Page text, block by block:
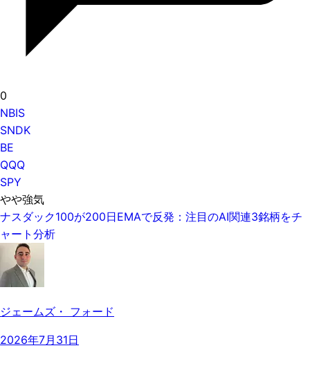
0
NBIS
SNDK
BE
QQQ
SPY
やや強気
ナスダック100が200日EMAで反発：注目のAI関連3銘柄をチ
ャート分析
ジェームズ・ フォード
2026年7月31日